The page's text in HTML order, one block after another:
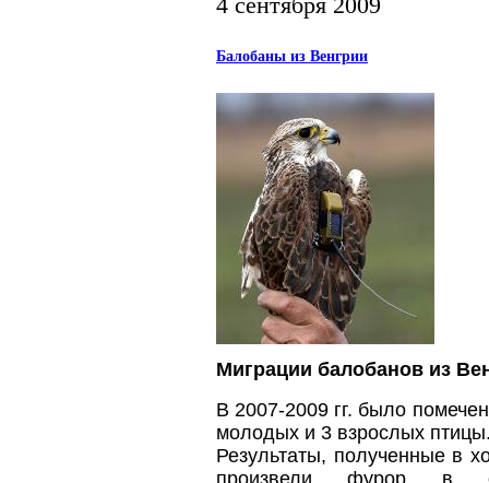
4 сентября 2009
Балобаны из Венгрии
Миграции балобанов из
В 2007-2009 гг. было
молодых и 3 взрослых
Результаты, полученные в